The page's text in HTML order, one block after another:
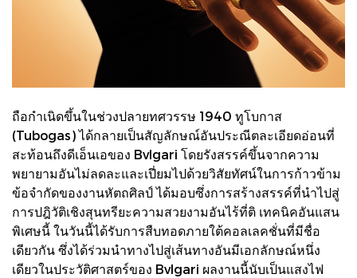
ถือกำเนิดขึ้นในช่วงปลายทศวรรษ 1940 ทูโบกาส
(Tubogas) ได้กลายเป็นสัญลักษณ์อันประณีตละเอียดอ่อนที่
สะท้อนถึงดีเอ็นเอของ Bvlgari โดยรังสรรค์ขึ้นจากความ
พยายามอันไม่ลดละและเปี่ยมไปด้วยวิสัยทัศน์ในการก้าวข้าม
ข้อจำกัดของงานหัตถศิลป์ ได้มอบซึ่งการสร้างสรรค์ที่นำไปสู่
การปฎิวัติเชิงสุนทรียะความสวยงามอันไร้ที่ติ เทคนิคอันแสน
พิเศษนี้ ในวันนี้ได้รับการสืบทอดภายใต้คอลเลคชั่นที่มีชื่อ
เดียวกัน ซึ่งได้ร่วมนำทางไปสู่เส้นทางอันมีเอกลักษณ์หนึ่ง
เดียวในประวัติศาสตร์ของ Bvlgari ผลงานนี้นับเป็นแสงไฟ